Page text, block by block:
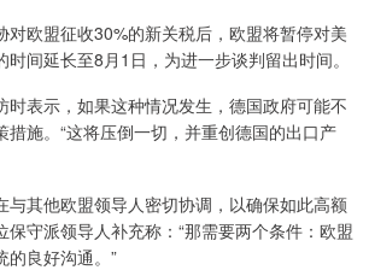
欧盟征收30%的新关税后，欧盟将暂停对美
间延长至8月1日，为进一步谈判留出时间。
表示，如果这种情况发生，德国政府可能不
措施。“这将压倒一切，并重创德国的出口产
其他欧盟领导人密切协调，以确保如此高额
保守派领导人补充称：“那需要两个条件：欧盟
的良好沟通。”